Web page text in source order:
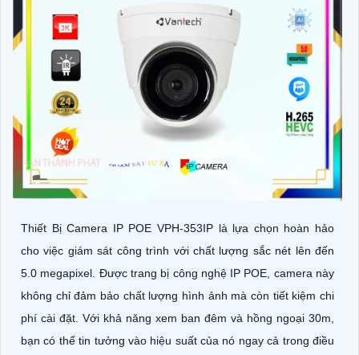
Thiết Bị Camera IP POE VPH-353IP là lựa chọn hoàn hảo
cho việc giám sát công trình với chất lượng sắc nét lên đến
5.0 megapixel. Được trang bị công nghệ IP POE, camera này
không chỉ đảm bảo chất lượng hình ảnh mà còn tiết kiệm chi
phí cài đặt. Với khả năng xem ban đêm và hồng ngoại 30m,
bạn có thể tin tưởng vào hiệu suất của nó ngay cả trong điều